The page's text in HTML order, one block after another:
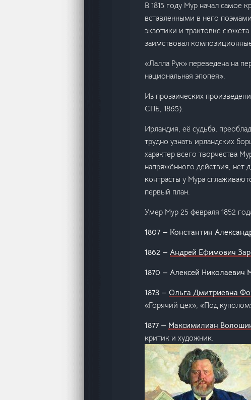
В 1815 году Мур начал самое
вставленными в него
экзотики и трактовке
заимствовал
«Лалла Рук» переведена на
национальная эпопея».
Из прозаических
СПБ, 1865).
Ирландия, её судьба,
трудно узнать ирландских
характер всего творчества
напряжённого действия, нет
контрасты у Мура
первый план.
Умер Мур 25 февраля 1852
1807 — Константин
1862 — Андрей Ефимович
1870 — Алексей Николаевич
1873 — Ольга Дмитриевна
«Горячий цех», «Под
1877 — Максимилиан
критик и художник.